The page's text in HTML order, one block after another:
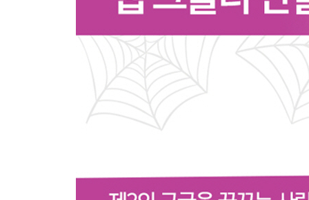
4.4 웹 크롤러 모델에 대한 생각
CHAPTER 5 스크레이피
5.1 스크레이피 설치
__5.1.1 새 스파이더 초기화
5.2 간단한 스크레이퍼 작성하기
5.3 규칙에 의한 스파이더링